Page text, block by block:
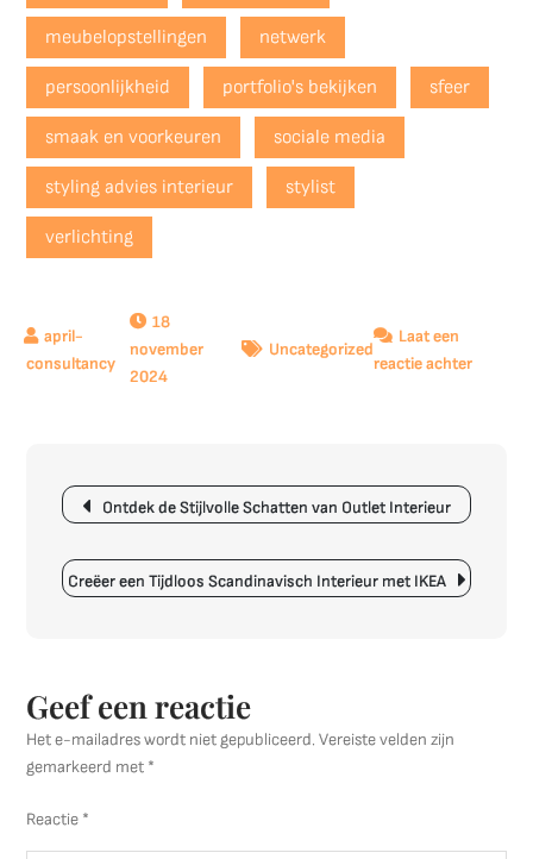
meubelopstellingen netwerk
persoonlijkheid portfolio's bekijken sfeer
smaak en voorkeuren sociale media
styling advies interieur stylist
verlichting
18
november
2024
Uncategorized
Laat een
reactie achterop
Berichtnavigatie
Ontdek de Stijlvolle Schatten van Outlet Interieur
Creëer een Tijdloos Scandinavisch Interieur met IKEA
Geef een reactie
Het e-mailadres wordt niet gepubliceerd. Vereiste velden zijn
gemarkeerd met *
Reactie *